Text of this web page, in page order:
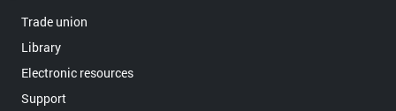
Trade union
Library
Electronic resources
Support